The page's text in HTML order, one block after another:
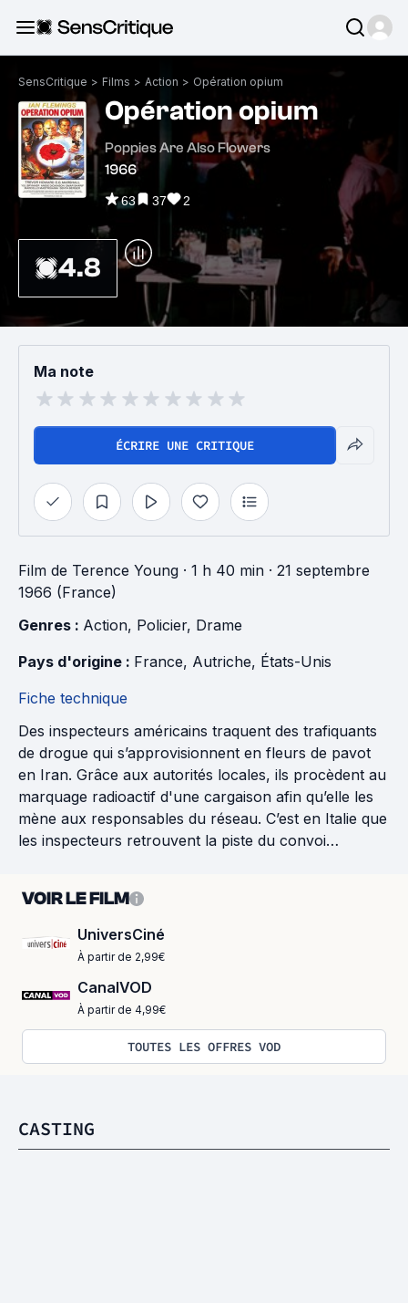
SensCritique > Films > Action > Opération opium
Opération opium
Poppies Are Also Flowers
1966
63 37 2
4.8
Ma note
ÉCRIRE UNE CRITIQUE
Film de Terence Young · 1 h 40 min · 21 septembre
1966 (France)
Genres : Action, Policier, Drame
Pays d'origine : France, Autriche, États-Unis
Fiche technique
Des inspecteurs américains traquent des trafiquants
de drogue qui s’approvisionnent en fleurs de pavot
en Iran. Grâce aux autorités locales, ils procèdent au
marquage radioactif d'une cargaison afin qu’elle les
mène aux responsables du réseau. C’est en Italie que
les inspecteurs retrouvent la piste du convoi…
VOIR LE FILM
UniversCiné
À partir de 2,99€
CanalVOD
À partir de 4,99€
TOUTES LES OFFRES VOD
CASTING